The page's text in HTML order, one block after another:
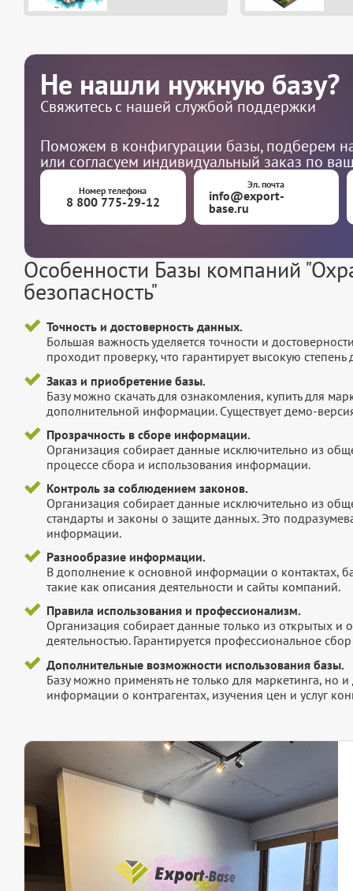
Не нашли нужную базу?
Свяжитесь с нашей службой поддержки
Поможем в конфигурации базы, подберем
или согласуем индивидуальный заказ по
Номер телефона
8 800 775-29-12
Эл. почта
info@export-
base.ru
Особенности Базы компаний
безопасность"
Точность и достоверность данных.
Большая важность уделяется точности и
проходит проверку, что гарантирует высокую
Заказ и приобретение базы.
Базу можно скачать для ознакомления, купить для
дополнительной информации. Существует демо-
Прозрачность в сборе информации.
Организация собирает данные исключительно из
процессе сбора и использования информации.
Контроль за соблюдением законов.
Организация собирает данные исключительно из
стандарты и законы о защите данных. Это
информации.
Разнообразие информации.
В дополнение к основной информации о контактах,
такие как описания деятельности и сайты компаний.
Правила использования и профессионализм.
Организация собирает данные только из открытых и
деятельностью. Гарантируется профессиональное
Дополнительные возможности использования базы.
Базу можно применять не только для маркетинга, но
информации о контрагентах, изучения цен и услуг